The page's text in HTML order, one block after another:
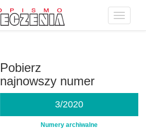
Toggle
Pobierz
najnowszy numer
3/2020
Numery archiwalne